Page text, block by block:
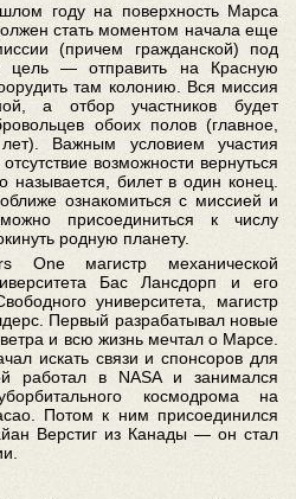
году на поверхность Марса
стать моментом начала еще
(причем гражданской) под
цель — отправить на Красную
там колонию. Вся миссия
а отбор участников будет
обоих полов (главное,
Важным условием участия
возможности вернуться
билет в один конец.
ознакомиться с миссией и
присоединиться к числу
родную планету.
One магистр механической
Бас Лансдорп и его
университета, магистр
Первый разрабатывал новые
и всю жизнь мечтал о Марсе.
искать связи и спонсоров для
работал в NASA и занимался
космодрома на
Потом к ним присоединился
Верстиг из Канады — он стал